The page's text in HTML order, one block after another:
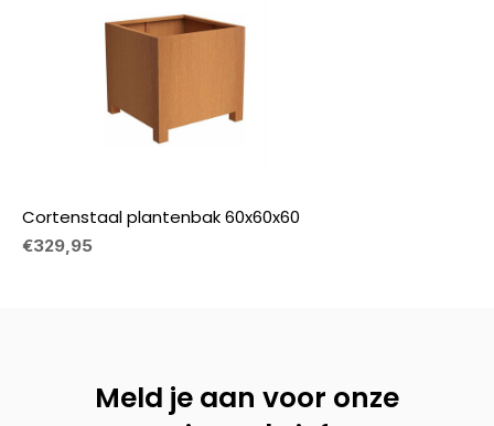
Cortenstaal plantenbak 60x60x60
€329,95
Meld je aan voor onze